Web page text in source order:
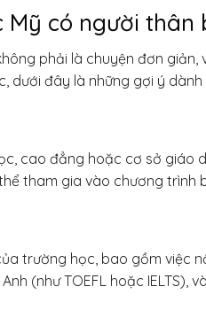
Mỹ có người thân
phải là chuyện đơn giản,
dưới đây là những gợi ý
cao đẳng hoặc cơ sở giáo
tham gia vào chương trình
trường học, bao gồm việc
(như TOEFL hoặc IELTS),